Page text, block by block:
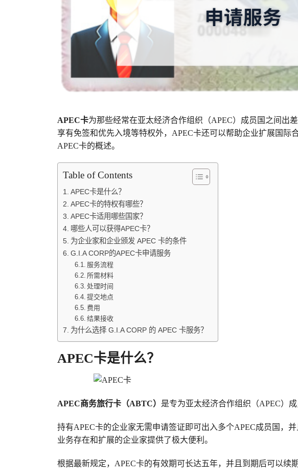
APEC卡为那些经常在亚太经济合作组织（APEC）成员国之间出
享有免签和优先入境等特权外，APEC卡还可以帮助企业扩展国际
APEC卡的概述。
Table of Contents
APEC卡是什么？
APEC卡的特权有哪些？
APEC卡适用哪些国家？
哪些人可以获得APEC卡？
为企业家和企业颁发 APEC 卡的条件
G.I.A CORP的APEC卡申请服务
服务流程
所需材料
处理时间
提交地点
费用
结果接收
为什么选择 G.I.A CORP 的 APEC 卡服务？
APEC卡是什么？
APEC商务旅行卡（ABTC） 是专为亚太经济合作组织（APEC）
持有APEC卡的企业家无需申请签证即可出入多个APEC成员国，
业务存在和扩展的企业家提供了极大便利。
根据最新规定，APEC卡的有效期可长达五年，并且到期后可以续期